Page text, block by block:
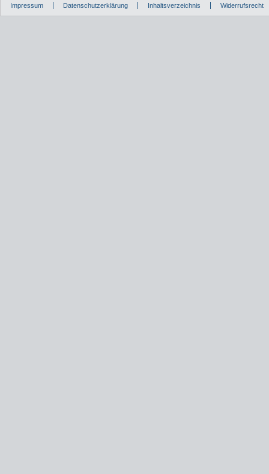
Impressum Datenschutzerklärung Inhaltsverzeichnis Widerrufsrecht